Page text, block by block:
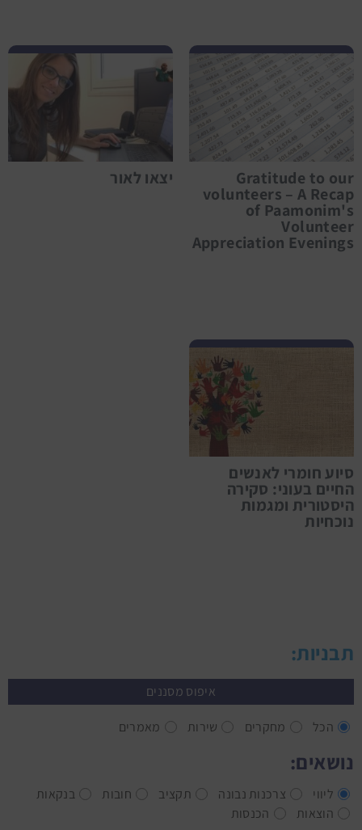
תבניות:
איפוס מסננים
הכל מחקרים שירות מאמרים
נושאים:
ליווי צרכנות נבונה תקציב חובות
בנקאות
הוצאות
הכנסות
Gratitude to our
volunteers – A Recap
of Paamonim's
Volunteer
Appreciation Evenings
יצאו לאור
סיוע חומרי לאנשים
החיים בעוני: סקירה
היסטורית ומגמות
נוכחיות